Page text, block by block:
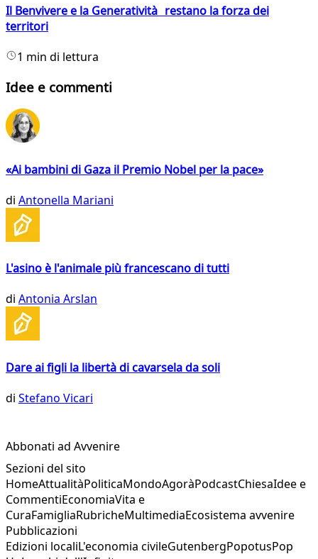
Il Benvivere e la Generatività restano la forza dei
territori
1 min di lettura
Idee e commenti
«Ai bambini di Gaza il Premio Nobel per la pace»
di Antonella Mariani
L'asino è l'animale più francescano di tutti
di Antonia Arslan
Dare ai figli la libertà di cavarsela da soli
di Stefano Vicari
Abbonati ad Avvenire
Sezioni del sito
HomeAttualitàPoliticaMondoAgoràPodcastChiesaIdee e
CommentiEconomiaVita e
CuraFamigliaRubricheMultimediaEcosistema avvenire
Pubblicazioni
Edizioni localiL'economia civileGutenbergPopotusPop